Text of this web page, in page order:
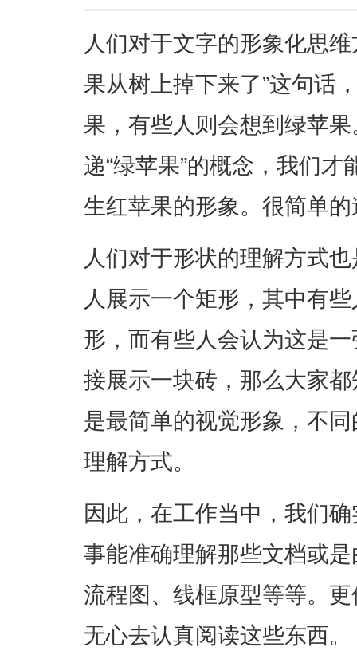
人们对于文字的形象化思
果从树上掉下来了”这句话
果，有些人则会想到绿苹
递“绿苹果”的概念，我们
生红苹果的形象。很简单
人们对于形状的理解方式
人展示一个矩形，其中有
形，而有些人会认为这是
接展示一块砖，那么大家
是最简单的视觉形象，不
理解方式。
因此，在工作当中，我们
事能准确理解那些文档或
流程图、线框原型等等。
无心去认真阅读这些东西。